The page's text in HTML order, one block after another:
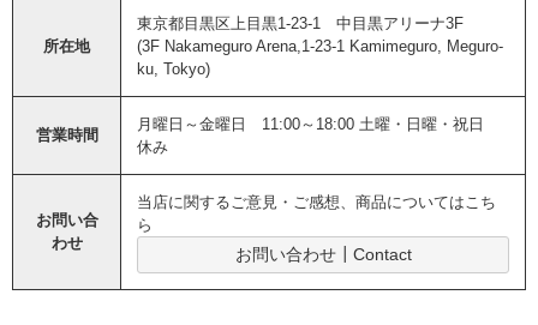
所在地
東京都目黒区上目黒1-23-1 中目黒アリーナ3F
(3F Nakameguro Arena,1-23-1 Kamimeguro, Meguro-
ku, Tokyo)
営業時間
月曜日～金曜日 11:00～18:00 土曜・日曜・祝日
休み
お問い合
わせ
当店に関するご意見・ご感想、商品についてはこち
ら
お問い合わせ┃Contact